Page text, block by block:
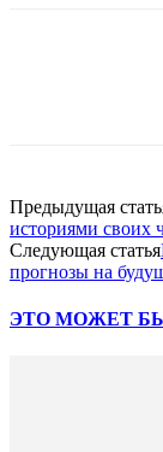
Предыдущая
историями своих
Следующая статья
прогнозы на
ЭТО МОЖЕТ